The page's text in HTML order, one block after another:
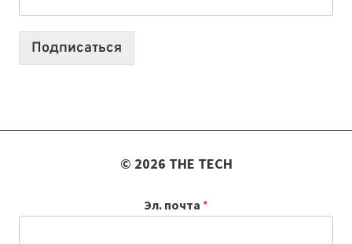
СОЗДАВАТЬ
ПРОДУКТЫ
Подписаться
© 2026 THE TECH
Эл. почта *